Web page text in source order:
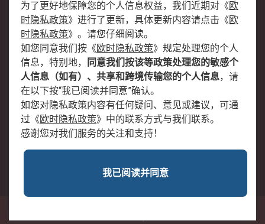
关于欧时
欧时销售条款
账户和付款
企业集团
全球办事处
关于我们
新闻中心
加入我们
沪公网安备 31011502009054号
为了更好地保障您的个人信息权益，我们近期对 《欧
时隐私政策》 进行了更新，具体更新内容请点击 《欧
时隐私政策》 。请您仔细阅读。
如您同意我们按 《欧时隐私政策》 规定处理您的个人
信息，特别地，
同意我们按该等政策处理您的敏感个
人信息（如有）、共享和跨境传输您的个人信息，请
在以下按“我已阅读并同意”确认。
如您对隐私政策内容有任何疑问、意见或建议，可通
过 《欧时隐私政策》 中的联系方式与我们联系。
感谢您对我们服务的关注和支持！
我已阅读并同意